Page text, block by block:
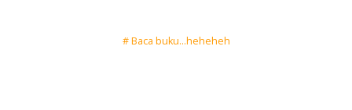
# Baca buku...heheheh